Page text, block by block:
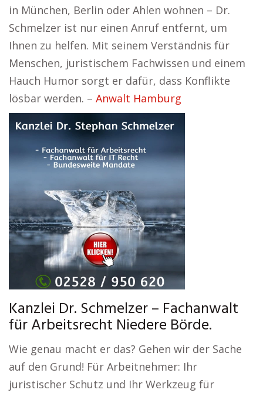
in München, Berlin oder Ahlen wohnen – Dr.
Schmelzer ist nur einen Anruf entfernt, um
Ihnen zu helfen. Mit seinem Verständnis für
Menschen, juristischem Fachwissen und einem
Hauch Humor sorgt er dafür, dass Konflikte
lösbar werden. – Anwalt Hamburg
Kanzlei Dr. Schmelzer – Fachanwalt
für Arbeitsrecht Niedere Börde.
Wie genau macht er das? Gehen wir der Sache
auf den Grund! Für Arbeitnehmer: Ihr
juristischer Schutz und Ihr Werkzeug für